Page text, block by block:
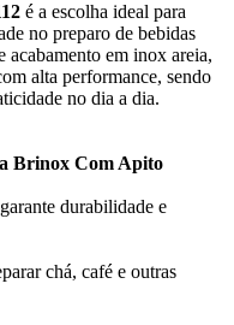
é a escolha ideal para
no preparo de bebidas
acabamento em inox areia,
alta performance, sendo
no dia a dia.
Brinox Com Apito
durabilidade e
chá, café e outras